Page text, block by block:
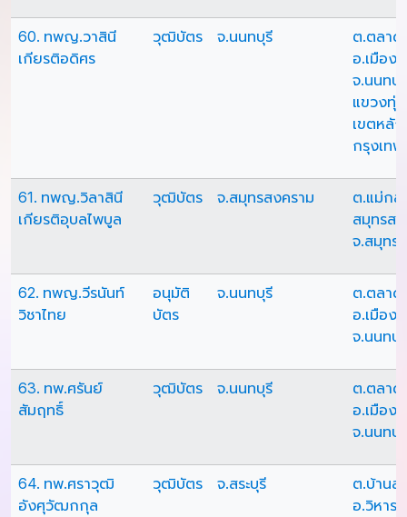
60. ทพญ.วาสินี
เกียรติอดิศร
วุฒิบัตร จ.นนทบุรี
ต.ตลา
อ.เมือง
จ.นนทบุรี
แขวงทุ่
เขตหลั
กรุงเท
61. ทพญ.วิลาสินี
เกียรติอุบลไพบูล
วุฒิบัตร จ.สมุทรสงคราม
ต.แม่กล
สมุทรส
จ.สมุทร
62. ทพญ.วีรนันท์
วิชาไทย
อนุมัติ
บัตร
จ.นนทบุรี
ต.ตลา
อ.เมือง
จ.นนทบุรี
63. ทพ.ศรันย์
สัมฤทธิ์
วุฒิบัตร จ.นนทบุรี
ต.ตลา
อ.เมือง
จ.นนทบุรี
64. ทพ.ศราวุฒิ
อังศุวัฒกกุล
วุฒิบัตร จ.สระบุรี
ต.บ้านลำ
อ.วิหาร